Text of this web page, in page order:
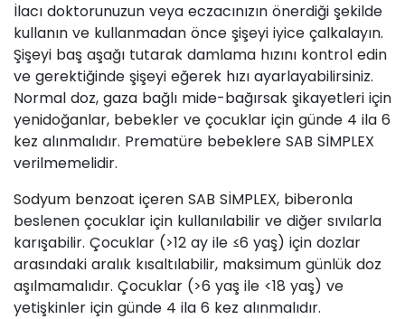
İlacı doktorunuzun veya eczacınızın önerdiği şekilde
kullanın ve kullanmadan önce şişeyi iyice çalkalayın.
Şişeyi baş aşağı tutarak damlama hızını kontrol edin
ve gerektiğinde şişeyi eğerek hızı ayarlayabilirsiniz.
Normal doz, gaza bağlı mide-bağırsak şikayetleri için
yenidoğanlar, bebekler ve çocuklar için günde 4 ila 6
kez alınmalıdır. Prematüre bebeklere SAB SİMPLEX
verilmemelidir.
Sodyum benzoat içeren SAB SİMPLEX, biberonla
beslenen çocuklar için kullanılabilir ve diğer sıvılarla
karışabilir. Çocuklar (>12 ay ile ≤6 yaş) için dozlar
arasındaki aralık kısaltılabilir, maksimum günlük doz
aşılmamalıdır. Çocuklar (>6 yaş ile <18 yaş) ve
yetişkinler için günde 4 ila 6 kez alınmalıdır.